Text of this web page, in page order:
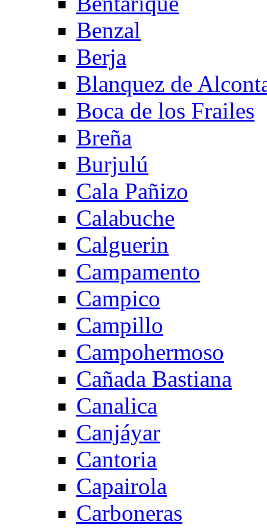
Benzal
Berja
Blanquez de
Boca de los Frailes
Breña
Burjulú
Cala Pañizo
Calabuche
Calguerin
Campamento
Campico
Campillo
Campohermoso
Cañada Bastiana
Canalica
Canjáyar
Cantoria
Capairola
Carboneras